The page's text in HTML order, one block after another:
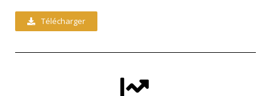
Télécharger